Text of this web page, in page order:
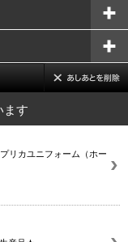
ます
リカユニフォーム（ホー